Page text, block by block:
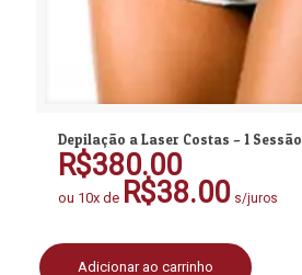
Depilação a Laser Costas – 1 Sessão
R$380.00
ou 10x de R$38.00 s/juros
Adicionar ao carrinho